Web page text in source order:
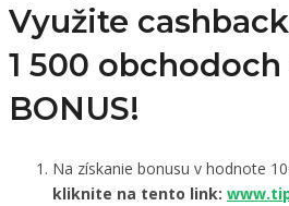
Využite
1 500 obchodoch
BONUS!
Na získanie bonusu v hodnote
kliknite na tento link: